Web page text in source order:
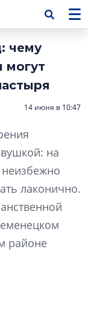
чему
могут
14 июня в 10:47
на
неизбежно
лаконично.
районе